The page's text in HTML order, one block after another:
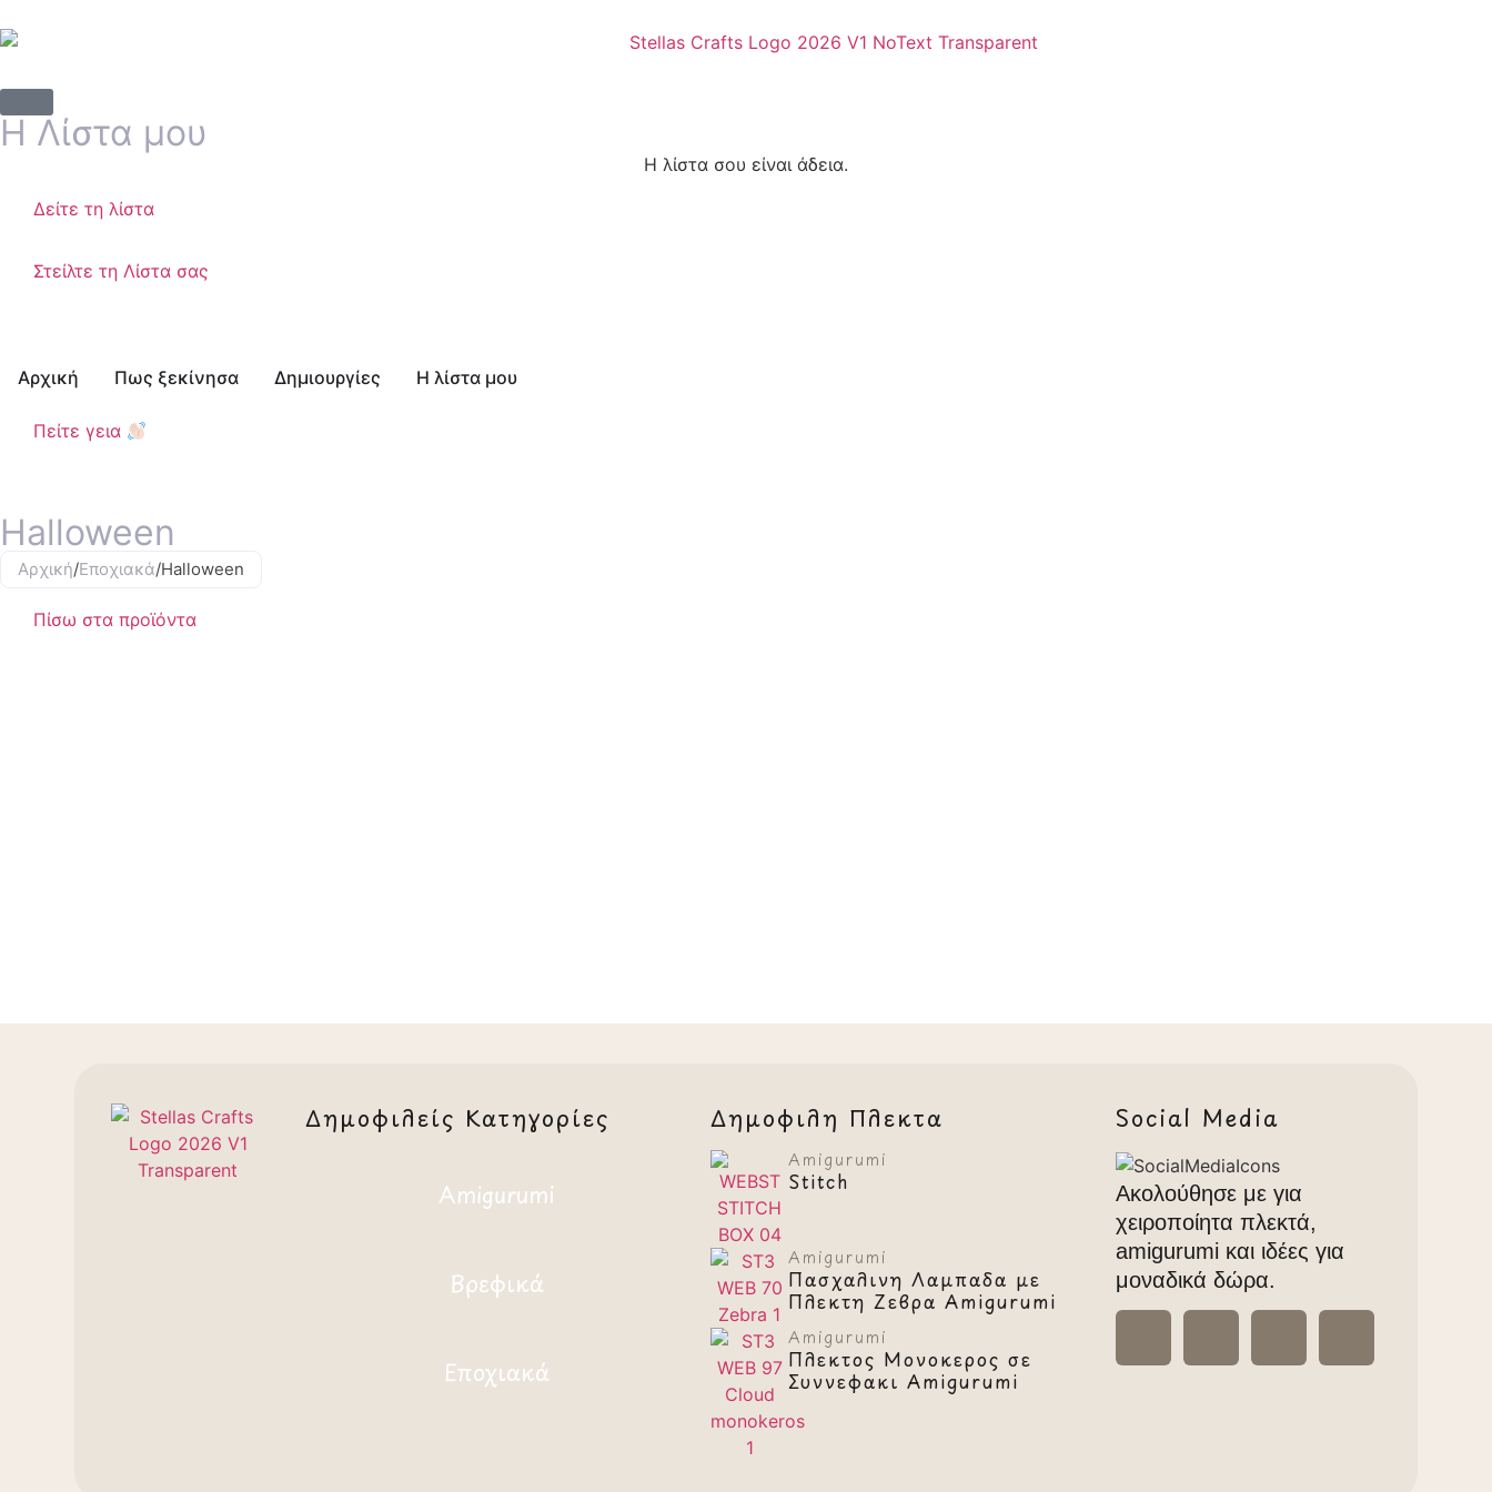
Η Λίστα μου
Η λίστα σου είναι άδεια.
Δείτε τη λίστα
Στείλτε τη Λίστα σας
Αρχική Πως ξεκίνησα Δημιουργίες Η λίστα μου
Πείτε γεια
Halloween
Αρχική/Εποχιακά/Halloween
Πίσω στα προϊόντα
Δημοφιλείς Κατηγορίες
Amigurumi
Βρεφικά
Εποχιακά
Δημοφιλή Πλεκτά
Amigurumi
Stitch
Amigurumi
Πασχαλινή Λαμπάδα με
Πλεκτή Ζέβρα Amigurumi
Amigurumi
Πλεκτός Μονόκερος σε
Συννεφάκι Amigurumi
Social Media
Ακολούθησε με για
χειροποίητα πλεκτά,
amigurumi και ιδέες για
μοναδικά δώρα.